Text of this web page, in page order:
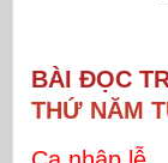
BÀI ĐỌC
THỨ NĂM